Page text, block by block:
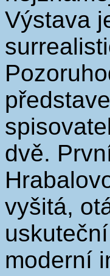
Výstava
dvě.
vyšitá,
moderní